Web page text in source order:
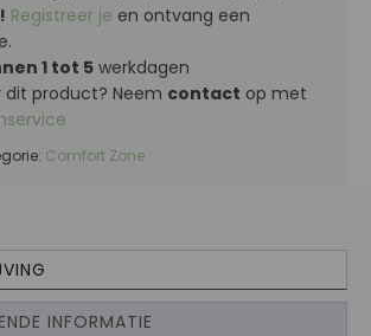
Registreer je en ontvang een
1 tot 5 werkdagen
dit product? Neem contact op met
Comfort Zone
INFORMATIE